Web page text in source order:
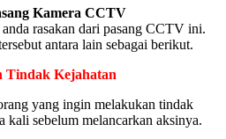
Kamera CCTV
rasakan dari pasang CCTV ini.
antara lain sebagai berikut.
Tindak Kejahatan
yang ingin melakukan tindak
kali sebelum melancarkan aksinya.